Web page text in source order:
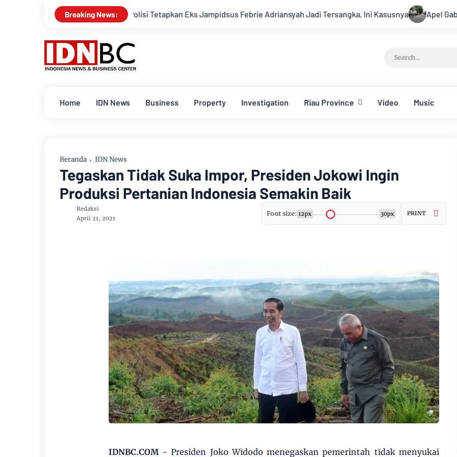
Breaking News:
Polisi Tetapkan Eks Jampidsus Febrie Adriansyah Jadi Tersangka, Ini Kasusnya Apel Gabungan
Home IDN News Business Property Investigation Riau Province Video Music
Beranda IDN News
Tegaskan Tidak Suka Impor, Presiden Jokowi Ingin
Produksi Pertanian Indonesia Semakin Baik
Redaksi
April 21, 2021
Font size: 12px 30px PRINT
IDNBC.COM- Presiden Joko Widodo menegaskan pemerintah tidak menyukai